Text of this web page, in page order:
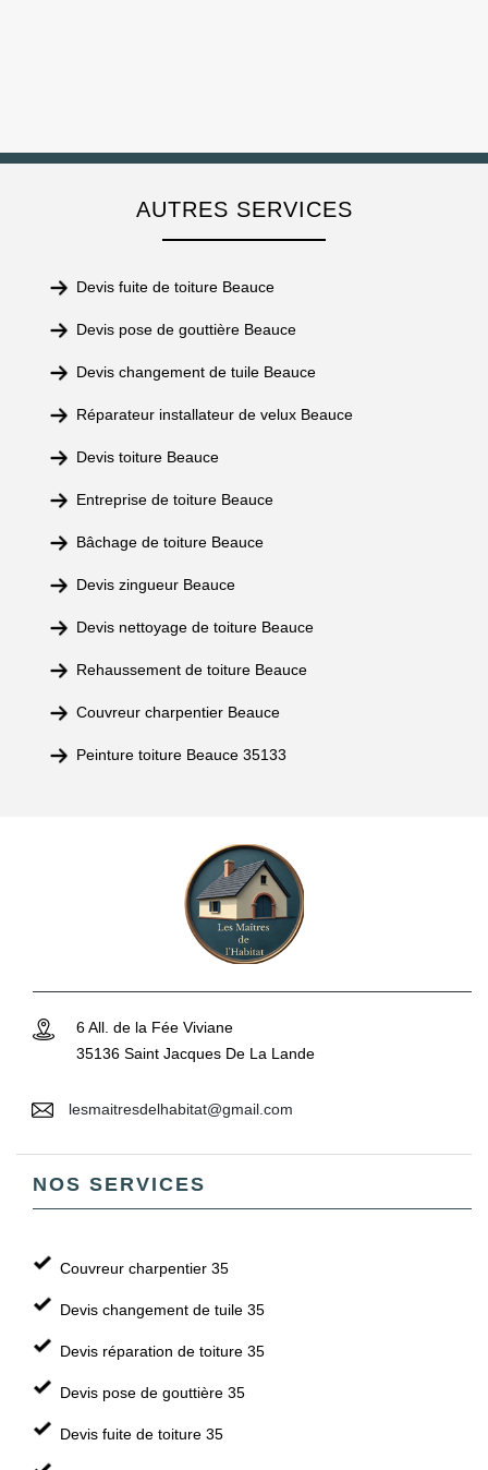
AUTRES SERVICES
Devis fuite de toiture Beauce
Devis pose de gouttière Beauce
Devis changement de tuile Beauce
Réparateur installateur de velux Beauce
Devis toiture Beauce
Entreprise de toiture Beauce
Bâchage de toiture Beauce
Devis zingueur Beauce
Devis nettoyage de toiture Beauce
Rehaussement de toiture Beauce
Couvreur charpentier Beauce
Peinture toiture Beauce 35133
6 All. de la Fée Viviane
35136 Saint Jacques De La Lande
lesmaitresdelhabitat@gmail.com
NOS SERVICES
Couvreur charpentier 35
Devis changement de tuile 35
Devis réparation de toiture 35
Devis pose de gouttière 35
Devis fuite de toiture 35